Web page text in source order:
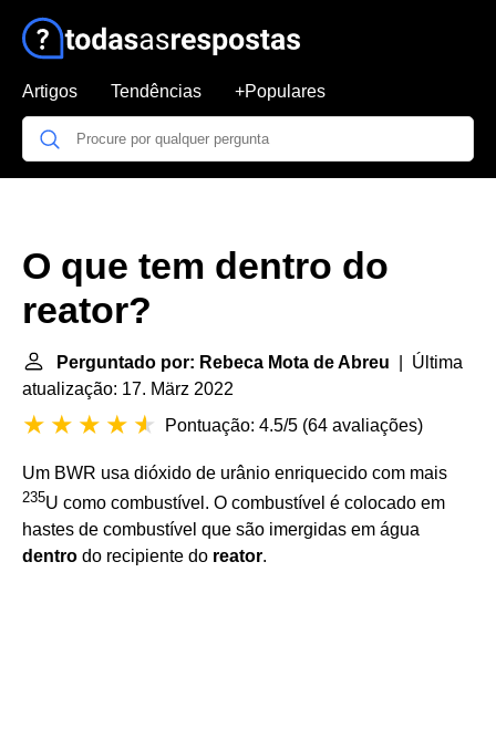
Artigos Tendências +Populares
O que tem dentro do
reator?
Perguntado por: Rebeca Mota de Abreu | Última
atualização: 17. März 2022
Pontuação: 4.5/5 (64 avaliações)
Um BWR usa dióxido de urânio enriquecido com mais
235U como combustível. O combustível é colocado em
hastes de combustível que são imergidas em água
dentro do recipiente do reator.